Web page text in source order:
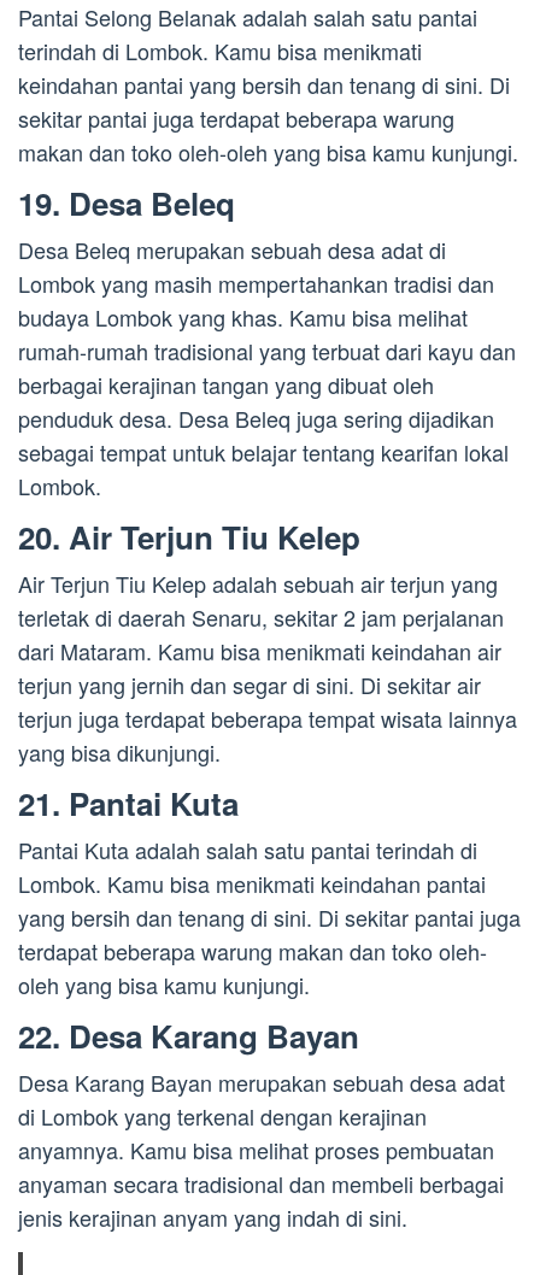
Pantai Selong Belanak adalah salah satu pantai
terindah di Lombok. Kamu bisa menikmati
keindahan pantai yang bersih dan tenang di sini. Di
sekitar pantai juga terdapat beberapa warung
makan dan toko oleh-oleh yang bisa kamu kunjungi.
19. Desa Beleq
Desa Beleq merupakan sebuah desa adat di
Lombok yang masih mempertahankan tradisi dan
budaya Lombok yang khas. Kamu bisa melihat
rumah-rumah tradisional yang terbuat dari kayu dan
berbagai kerajinan tangan yang dibuat oleh
penduduk desa. Desa Beleq juga sering dijadikan
sebagai tempat untuk belajar tentang kearifan lokal
Lombok.
20. Air Terjun Tiu Kelep
Air Terjun Tiu Kelep adalah sebuah air terjun yang
terletak di daerah Senaru, sekitar 2 jam perjalanan
dari Mataram. Kamu bisa menikmati keindahan air
terjun yang jernih dan segar di sini. Di sekitar air
terjun juga terdapat beberapa tempat wisata lainnya
yang bisa dikunjungi.
21. Pantai Kuta
Pantai Kuta adalah salah satu pantai terindah di
Lombok. Kamu bisa menikmati keindahan pantai
yang bersih dan tenang di sini. Di sekitar pantai juga
terdapat beberapa warung makan dan toko oleh-
oleh yang bisa kamu kunjungi.
22. Desa Karang Bayan
Desa Karang Bayan merupakan sebuah desa adat
di Lombok yang terkenal dengan kerajinan
anyamnya. Kamu bisa melihat proses pembuatan
anyaman secara tradisional dan membeli berbagai
jenis kerajinan anyam yang indah di sini.